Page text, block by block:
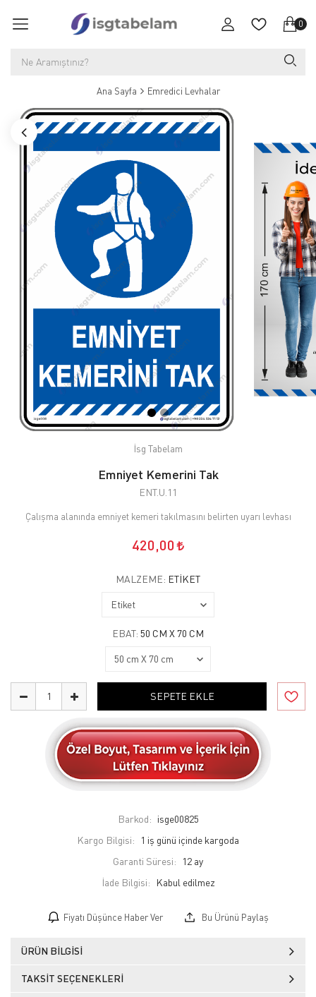
0
Ana Sayfa Emredici Levhalar
İsg Tabelam
Emniyet Kemerini Tak
ENT.U.11
Çalışma alanında emniyet kemeri takılmasını belirten uyarı levhası
420,00
MALZEME: ETIKET
EBAT: 50 CM X 70 CM
SEPETE EKLE
Barkod: isge00825
Kargo Bilgisi:
1 iş günü içinde kargoda
Garanti Süresi:
12 ay
İade Bilgisi:
Fiyatı Düşünce Haber Ver Bu Ürünü Paylaş
ÜRÜN BILGISI
TAKSIT SEÇENEKLERI